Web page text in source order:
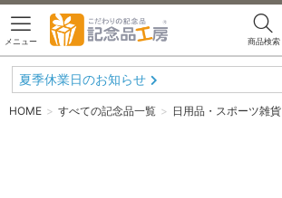
メニュー 商品検索
夏季休業日のお知らせ
HOME すべての記念品一覧 日用品・スポーツ雑貨